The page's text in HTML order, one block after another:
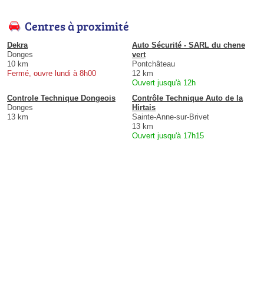
Centres à proximité
Dekra
Donges
10 km
Fermé, ouvre lundi à 8h00
Auto Sécurité - SARL du chene
vert
Pontchâteau
12 km
Ouvert jusqu'à 12h
Controle Technique Dongeois
Donges
13 km
Contrôle Technique Auto de la
Hirtais
Sainte-Anne-sur-Brivet
13 km
Ouvert jusqu'à 17h15